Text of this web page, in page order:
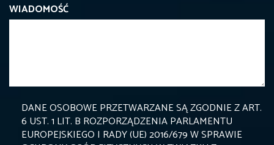
WIADOMOŚĆ
DANE OSOBOWE PRZETWARZANE SĄ ZGODNIE Z ART.
6 UST. 1 LIT. B ROZPORZĄDZENIA PARLAMENTU
EUROPEJSKIEGO I RADY (UE) 2016/679 W SPRAWIE